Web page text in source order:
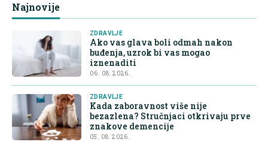
Najnovije
ZDRAVLJE
Ako vas glava boli odmah nakon
buđenja, uzrok bi vas mogao
iznenaditi
06. 08. 2026.
ZDRAVLJE
Kada zaboravnost više nije
bezazlena? Stručnjaci otkrivaju prve
znakove demencije
05. 08. 2026.